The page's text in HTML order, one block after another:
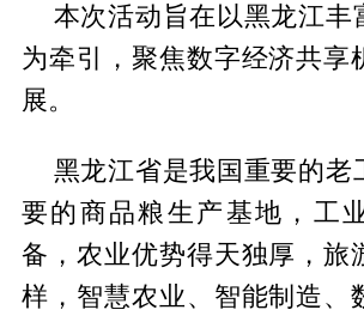
本次活动旨在以黑龙江丰
为牵引，聚焦数字经济共享
展。
黑龙江省是我国重要的老
要的商品粮生产基地，工
备，农业优势得天独厚，旅
样，智慧农业、智能制造、